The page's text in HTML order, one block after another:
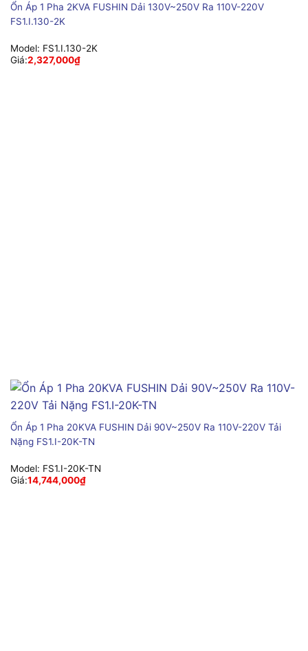
Ổn Áp 1 Pha 2KVA FUSHIN Dải 130V~250V Ra 110V-220V
FS1.I.130-2K
Model: FS1.I.130-2K
Giá:2,327,000₫
Ổn Áp 1 Pha 20KVA FUSHIN Dải 90V~250V Ra 110V-220V Tải
Nặng FS1.I-20K-TN
Model: FS1.I-20K-TN
Giá:14,744,000₫